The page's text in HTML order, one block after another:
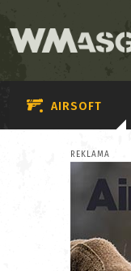
AIRSOFT
REKLAMA